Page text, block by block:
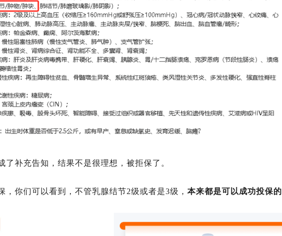
了补充告知，结果不是很理想，被拒保了。
，你们可以看到，不管乳腺结节2级或者是3级， 本来都是可以成功投保的